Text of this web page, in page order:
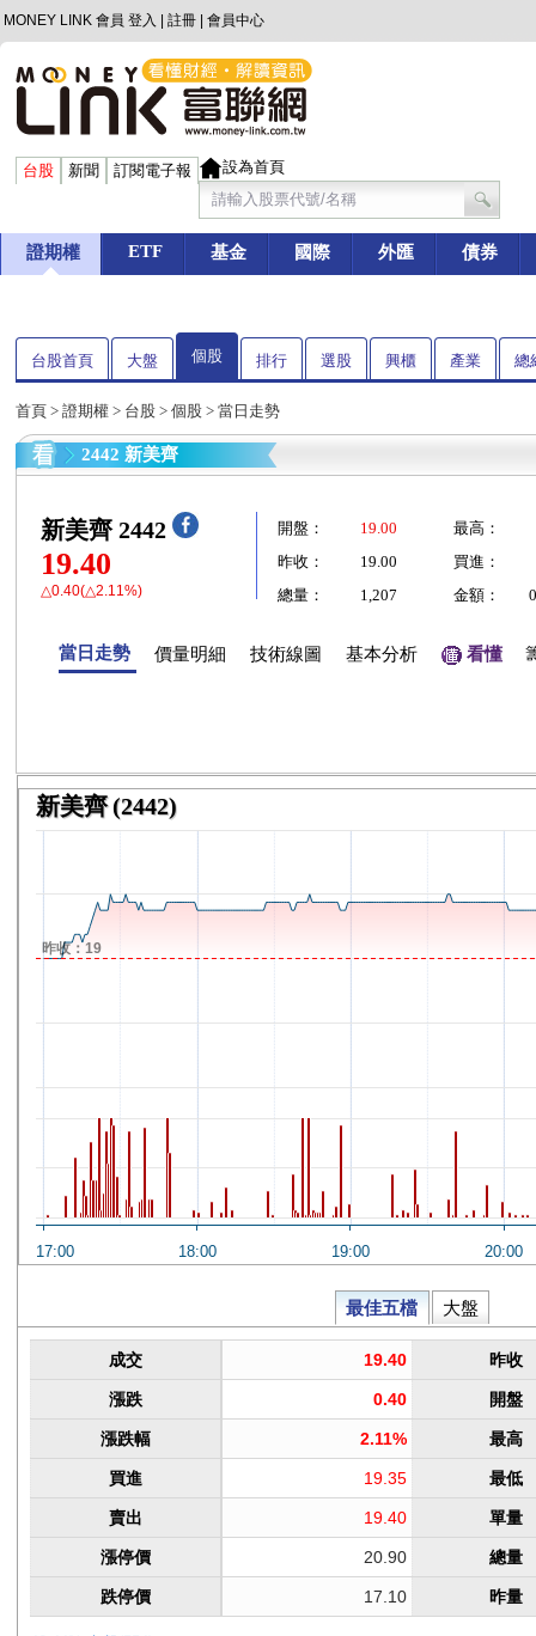
MONEY LINK 會員 登入 註冊 會員中心
台股 新聞 訂閱電子報 設為首頁
證期權 ETF 基金 國際 外匯 債券
台股首頁 大盤 個股 排行 選股 興櫃 產業 總
首頁 > 證期權 > 台股 > 個股 > 當日走勢
2442 新美齊
新美齊 2442
19.40
△0.40(△2.11%)
開盤： 19.00
最高：
昨收：
19.00
買進：
總量：
1,207 金額：
當日走勢 價量明細 技術線圖 基本分析 看懂